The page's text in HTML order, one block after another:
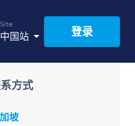
Site
中国站 登录
方式
坡